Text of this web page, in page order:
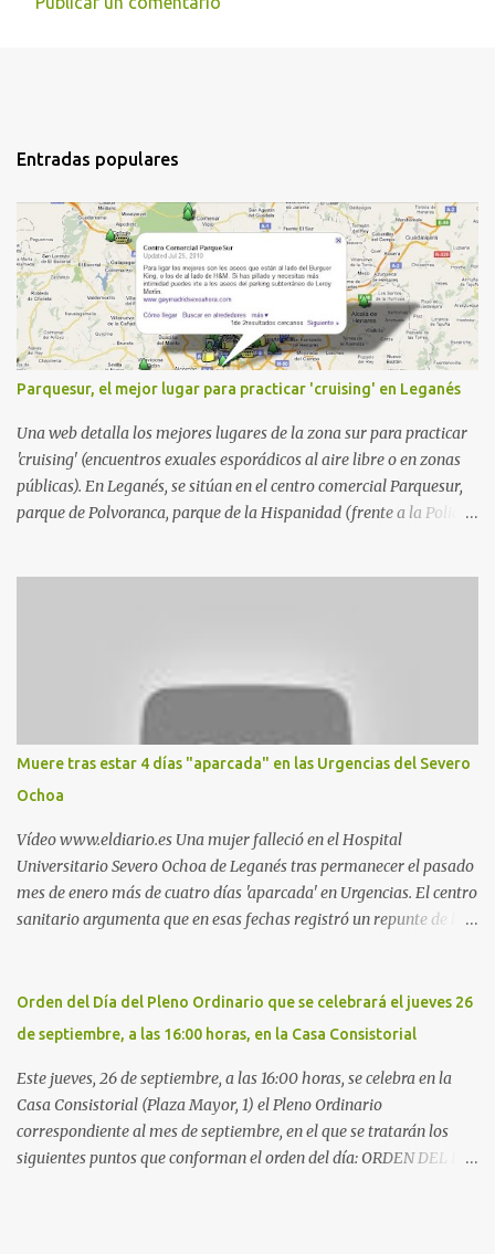
Entradas populares
Parquesur, el mejor lugar para practicar 'cruising' en Leganés
Una web detalla los mejores lugares de la zona sur para practicar
'cruising' (encuentros exuales esporádicos al aire libre o en zonas
públicas). En Leganés, se sitúan en el centro comercial Parquesur,
parque de Polvoranca, parque de la Hispanidad (frente a la Policía
estadio municipal de Butarque) y caminos entre el estadio y Plaza
Nueva. Otro lugar: Escombrera de Polvoranca, entre Leganés y
Móstoles También en el parque de la Hispanidad, situado frente a
la Policía Local de Leganés de la calle Chile, 1, y junto al
cementerio de Butarque". Más información
Muere tras estar 4 días "aparcada" en las Urgencias del Severo
Ochoa
Vídeo www.eldiario.es Una mujer falleció en el Hospital
Universitario Severo Ochoa de Leganés tras permanecer el pasado
mes de enero más de cuatro días 'aparcada' en Urgencias. El centro
sanitario argumenta que en esas fechas registró un repunte de las
arritmia y agravamiento de su dolencia por culpa de un resfriado.
Por ello, la ingresaron a finales del año pasado en el Hospital
cama, en el pasillo, sin mantas y sin poder descansar. Su hija, que
ha denunciado el caso y que grabó un vídeo de la situación
extrema, aseguró que los pasillos estaban repletos de enfermos y
que faltaban médicos por las vacaciones de Navidad, además de
Orden del Día del Pleno Ordinario que se celebrará el jueves 26
de septiembre, a las 16:00 horas, en la Casa Consistorial
Este jueves, 26 de septiembre, a las 16:00 horas, se celebra en la
Casa Consistorial (Plaza Mayor, 1) el Pleno Ordinario
correspondiente al mes de septiembre, en el que se tratarán los
siguientes puntos que conforman el orden del día: ORDEN DEL DÍA